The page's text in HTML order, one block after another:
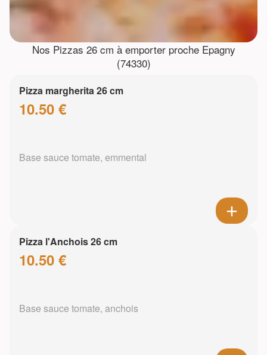
Nos Pizzas 26 cm à emporter proche Epagny
(74330)
Pizza margherita 26 cm
10.50 €
Base sauce tomate, emmental
Pizza l'Anchois 26 cm
10.50 €
Base sauce tomate, anchois